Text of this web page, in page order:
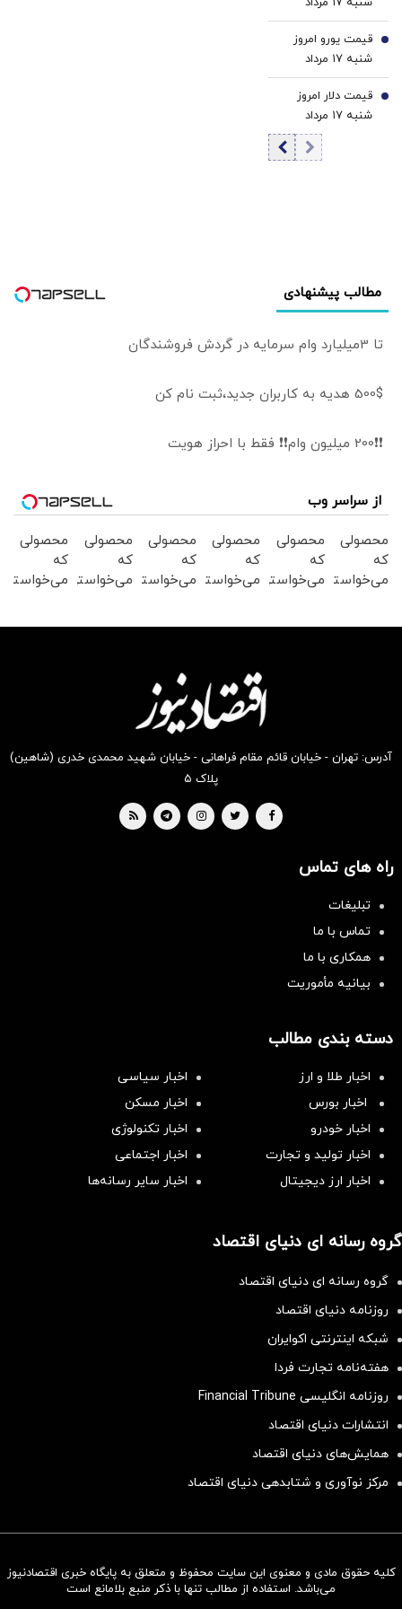
سرمایه‌گذاری همسنگ با شاخص
نیست/ پزشکیان
داشت، رسما اعلام
می‌کرد
۱۴۰۵/ افزایش
قیمت درهم
قیمت یورو امروز
شنبه ۱۷ مرداد
۱۴۰۵/ افزایش
قیمت یورو
6
قیمت دلار امروز
شنبه ۱۷ مرداد
۱۴۰۵/ افزایش
7
مطالب پیشنهادی
تا 3میلیارد وام سرمایه در گردش فروشندگان
500$ هدیه به کاربران جدید،ثبت نام کن
❗❗200 میلیون وام❗❗ فقط با احراز هویت
از سراسر وب
محصولی
که
می‌خواستی
محصولی
که
می‌خواستی
محصولی
که
می‌خواستی
بخر !
محصولی
که
می‌خواستی
بخر !
محصولی
که
می‌خواستی
محصولی
که
می‌خواستی
آدرس: تهران - خیابان قائم مقام فراهانی - خیابان شهید محمدی خدری (شاهین)
پلاک ۵
راه های تماس
تبلیغات
تماس با ما
همکاری با ما
بیانیه مأموریت
دسته بندی مطالب
اخبار طلا و ارز
اخبار سیاسی
اخبار بورس
اخبار مسکن
اخبار خودرو
اخبار تکنولوژی
اخبار تولید و تجارت
اخبار اجتماعی
اخبار ارز دیجیتال
اخبار سایر رسانه‌‌ها
گروه رسانه ای دنیای اقتصاد
گروه رسانه ای دنیای اقتصاد
روزنامه دنیای اقتصاد
شبکه اینترنتی اکوایران
هفته‌نامه تجارت فردا
روزنامه انگلیسی Financial Tribune
انتشارات دنیای اقتصاد
همایش‌های دنیای اقتصاد
مرکز نوآوری و شتابدهی دنیای اقتصاد
کلیه حقوق مادی و معنوی این سایت محفوظ و متعلق به پایگاه خبری اقتصادنیوز
می‌باشد. استفاده از مطالب تنها با ذکر منبع بلامانع است